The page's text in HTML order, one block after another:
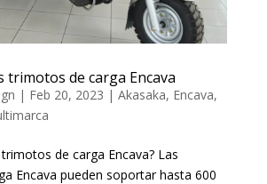
trimotos de carga Encava
| Feb 20, 2023 | Akasaka, Encava,
de carga Encava? Las
Encava pueden soportar hasta 600